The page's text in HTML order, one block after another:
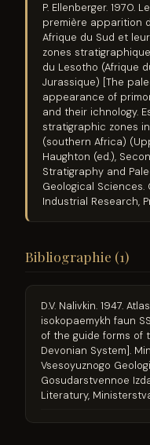
P. Ellenberger. 1970.
première apparition
Afrique du Sud et
zones
du Lesotho (Afrique
Jurassique) [The
appearance of
and their ichnology.
stratigraphic zones
(southern Africa)
Haughton (ed.),
Stratigraphy and
Geological
Industrial Research,
Bibliographie (1)
D.V. Nalivkin. 1947.
isokopaemykh faun
of the guide forms of
Devonian System].
Vsesoyuznogo
Gosudarstvennoe
Literatury,